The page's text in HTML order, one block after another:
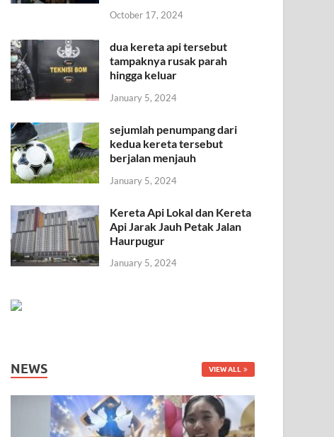
October 17, 2024
dua kereta api tersebut
tampaknya rusak parah
hingga keluar
January 5, 2024
sejumlah penumpang dari
kedua kereta tersebut
berjalan menjauh
January 5, 2024
Kereta Api Lokal dan Kereta
Api Jarak Jauh Petak Jalan
Haurpugur
January 5, 2024
NEWS VIEW ALL